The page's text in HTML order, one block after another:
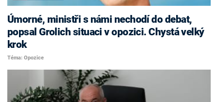
Úmorné, ministři s námi nechodí do debat,
popsal Grolich situaci v opozici. Chystá velký
krok
Téma: Opozice